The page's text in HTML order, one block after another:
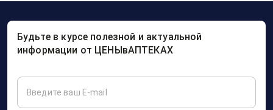
Будьте в курсе полезной и актуальной
информации от ЦЕНЫвАПТЕКАХ